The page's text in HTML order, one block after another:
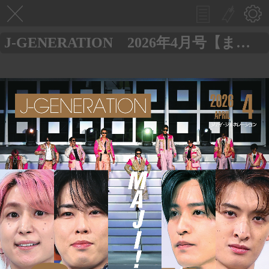
J-GENERATION 2026年4月号【まるごと1冊大特集!!】Snow Man MAJI！